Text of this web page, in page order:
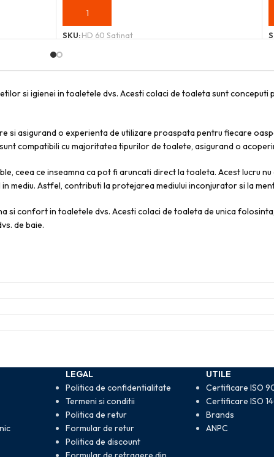
ADAUGĂ ÎN COȘ
SKU:HD 60 Satinat
si igienei in toaletele dvs. Acesti colaci de toaleta sunt conceputi
si asigurand o experienta de utilizare proaspata pentru fiecare
compatibili cu majoritatea tipurilor de toalete, asigurand o
ceea ce inseamna ca pot fi aruncati direct la toaleta. Acest lucru
Astfel, contributi la protejarea mediului inconjurator si la
si confort in toaletele dvs. Acesti colaci de toaleta de unica
de baie.
LEGAL
Politica de confidentialitate
Termeni si conditii
Politica de retur
Formular de retur
Politica de discount
UTILE
Certificare ISO
Certificare ISO
Brands
ANPC